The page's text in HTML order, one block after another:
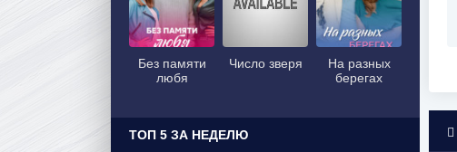
Без памяти
любя
Число зверя
На разных
берегах
ТОП 5 ЗА НЕДЕЛЮ